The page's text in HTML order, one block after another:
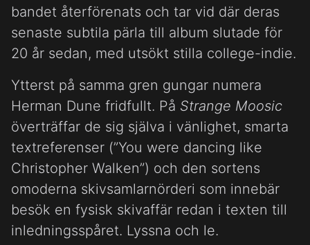
bandet återförenats och tar vid där deras
senaste subtila pärla till album slutade för
20 år sedan, med utsökt stilla college-indie.
Ytterst på samma gren gungar numera
Herman Dune fridfullt. På Strange Moosic
överträffar de sig själva i vänlighet, smarta
textreferenser (”You were dancing like
Christopher Walken”) och den sortens
omoderna skivsamlarnörderi som innebär
besök en fysisk skivaffär redan i texten till
inledningsspåret. Lyssna och le.